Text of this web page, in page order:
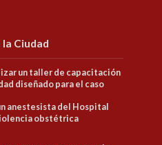
la Ciudad
un taller de capacitación
diseñado para el caso
anestesista del Hospital
obstétrica